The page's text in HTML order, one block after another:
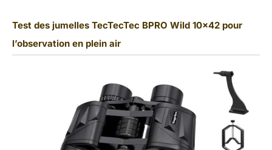
Test des jumelles TecTecTec BPRO Wild 10×42 pour
l’observation en plein air